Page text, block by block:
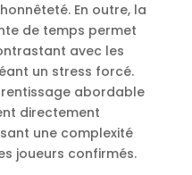
En outre, la
de temps permet
avec les
un stress forcé.
abordable
directement
une complexité
joueurs confirmés.